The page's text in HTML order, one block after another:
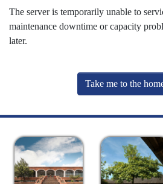
The server is temporarily unable to
maintenance downtime or capacity
later.
Take me to the